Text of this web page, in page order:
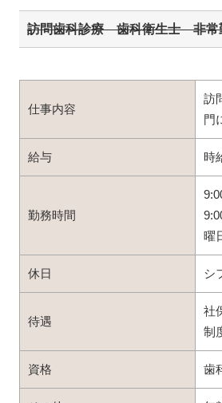
訪問歯科診療 歯科衛生士 非
仕事内容
訪
⾨
給与 時
勤務時間
曜
休日 シ
待遇
社
制
資格 歯